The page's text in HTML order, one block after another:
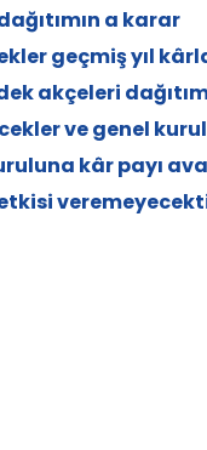
a karar
geçmiş yıl
akçeleri
ve genel
kâr payı